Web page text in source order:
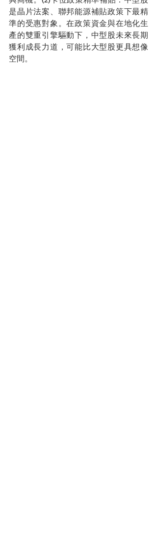
是晶片法案、聯邦能源補貼政策下最精
準的受惠對象。在政策資金與在地化生
產的雙重引擎驅動下，中型股未來長期
獲利成長力道，可能比大型股更具想像
空間。